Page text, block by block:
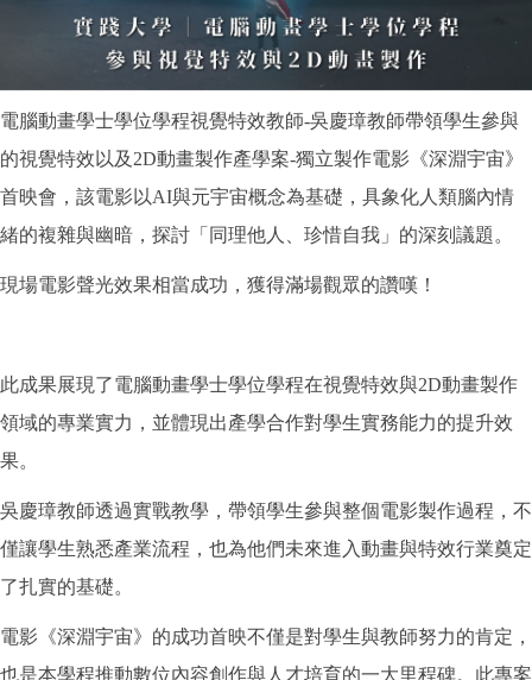
電腦動畫學士學位學程視覺特效教師-吳慶璋教師帶領學生參與
的視覺特效以及2D動畫製作產學案-獨立製作電影《深淵宇宙》
首映會，該電影以AI與元宇宙概念為基礎，具象化人類腦內情
緒的複雜與幽暗，探討「同理他人、珍惜自我」的深刻議題。
現場電影聲光效果相當成功，獲得滿場觀眾的讚嘆！
此成果展現了電腦動畫學士學位學程在視覺特效與2D動畫製作
領域的專業實力，並體現出產學合作對學生實務能力的提升效
果。
吳慶璋教師透過實戰教學，帶領學生參與整個電影製作過程，不
僅讓學生熟悉產業流程，也為他們未來進入動畫與特效行業奠定
了扎實的基礎。
電影《深淵宇宙》的成功首映不僅是對學生與教師努力的肯定，
也是本學程推動數位內容創作與人才培育的一大里程碑。此專案